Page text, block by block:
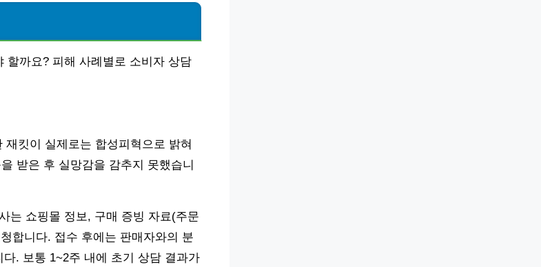
할까요? 피해 사례별로 소비자 상담
재킷이 실제로는 합성피혁으로 밝혀
받은 후 실망감을 감추지 못했습니
는 쇼핑몰 정보, 구매 증빙 자료(주문
합니다. 접수 후에는 판매자와의 분
. 보통 1~2주 내에 초기 상담 결과가